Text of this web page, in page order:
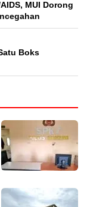
MUI Dorong
Boks